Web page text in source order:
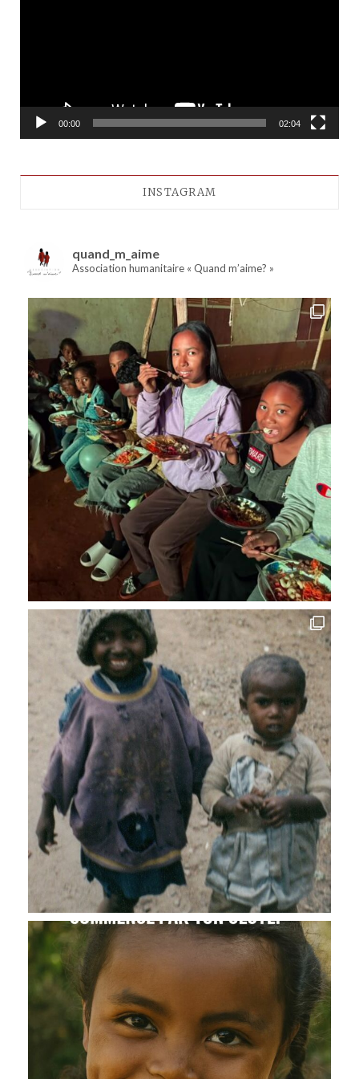
00:00 02:04
INSTAGRAM
quand_m_aime
Association humanitaire « Quand m’aime? »